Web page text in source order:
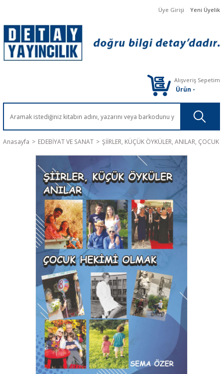
Üye Girişi Yeni Üyelik
Alışveriş Sepetim
Ürün -
Anasayfa EDEBİYAT VE SANAT ŞİİRLER, KÜÇÜK ÖYKÜLER, ANILAR, ÇOCUK